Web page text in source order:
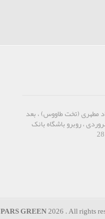
مطهری (تخت طاووس) ، بعد
، روبرو باشگاه بانک
PARS GREEN2026 . All rights